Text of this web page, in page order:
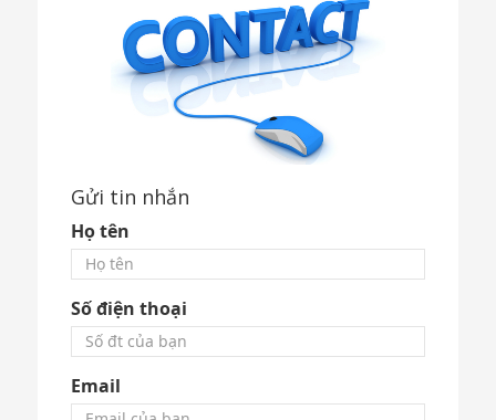
Gửi tin nhắn
Họ tên
Số điện thoại
Email